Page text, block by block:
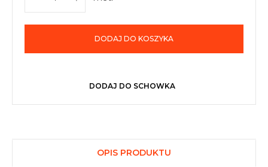
DODAJ DO KOSZYKA
DODAJ DO SCHOWKA
OPIS PRODUKTU